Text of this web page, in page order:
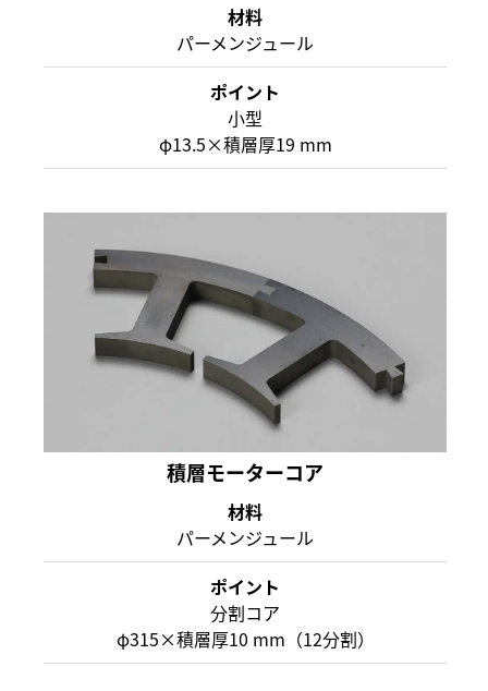
材料
パーメンジュール
ポイント
小型
φ13.5×積層厚19 mm
積層モーターコア
材料
パーメンジュール
ポイント
分割コア
φ315×積層厚10 mm（12分割）